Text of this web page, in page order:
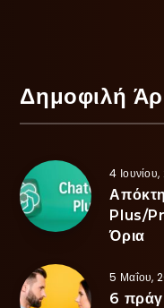
Δημοφιλή
4
Plus/
Όρια
5 Μαΐου,
6